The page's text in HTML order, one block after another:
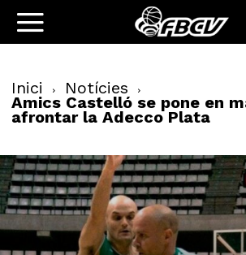
Inici Notícies
Amics Castelló se pone en
afrontar la Adecco Plata